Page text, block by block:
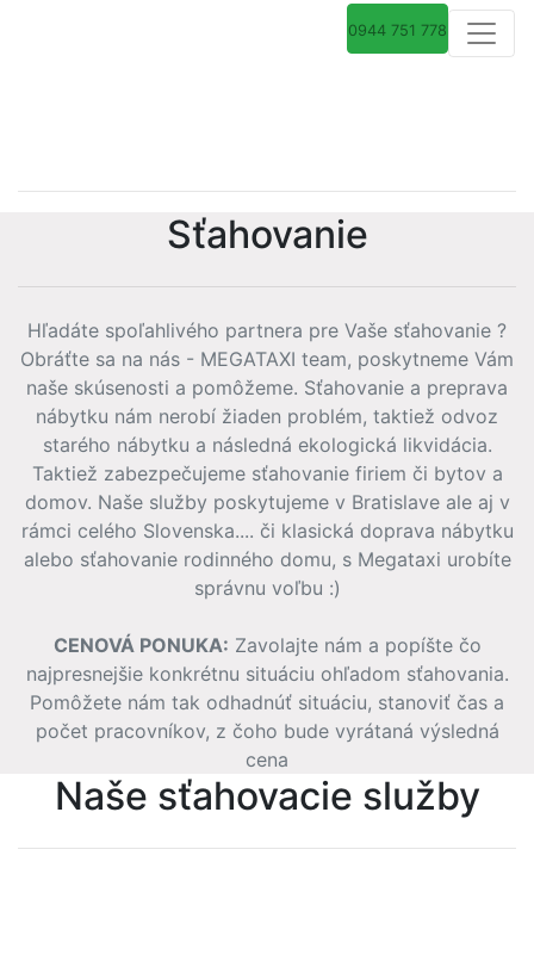
0944 751 778
SŤAHOVANIE A
Sťahovanie
Hľadáte spoľahlivého partnera pre Vaše sťahovanie ?
Obráťte sa na nás - MEGATAXI team, poskytneme Vám
naše skúsenosti a pomôžeme. Sťahovanie a preprava
nábytku nám nerobí žiaden problém, taktiež odvoz
starého nábytku a následná ekologická likvidácia.
Taktiež zabezpečujeme sťahovanie firiem či bytov a
domov. Naše služby poskytujeme v Bratislave ale aj v
rámci celého Slovenska.... či klasická doprava nábytku
alebo sťahovanie rodinného domu, s Megataxi urobíte
správnu voľbu :)
CENOVÁ PONUKA: Zavolajte nám a popíšte čo
najpresnejšie konkrétnu situáciu ohľadom sťahovania.
Pomôžete nám tak odhadnúť situáciu, stanoviť čas a
počet pracovníkov, z čoho bude vyrátaná výsledná
cena
Naše sťahovacie služby